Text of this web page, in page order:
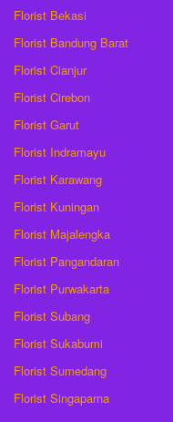
Florist Bekasi
Florist Bandung Barat
Florist Cianjur
Florist Cirebon
Florist Garut
Florist Indramayu
Florist Karawang
Florist Kuningan
Florist Majalengka
Florist Pangandaran
Florist Purwakarta
Florist Subang
Florist Sukabumi
Florist Sumedang
Florist Singaparna